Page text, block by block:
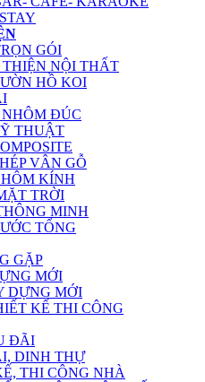
GÓI
NỘI THẤT
HỒ KOI
ĐÚC
THUẬT
VÂN GỖ
KÍNH
TRỜI
MINH
TỔNG
GẶP
MỚI
DỰNG MỚI
KẾ THI CÔNG
ĐÃI
DINH THỰ
THI CÔNG NHÀ